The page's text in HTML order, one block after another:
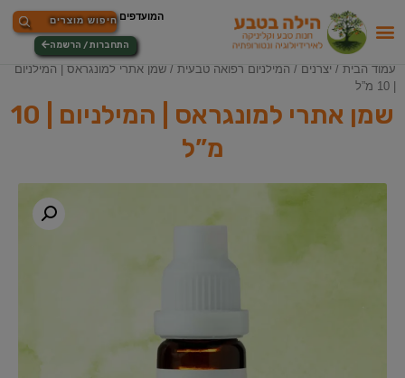
התחברות / הרשמה
עמוד הבית / יצרנים / המילניום רפואה טבעית / שמן אתרי למונגראס | המילניום
שמן אתרי למונגראס | המילניום | 10
מ”ל